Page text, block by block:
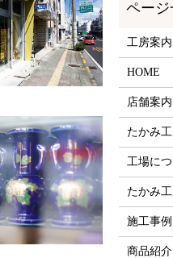
工房案内
HOME
店舗案内
たかみ
工場に
たかみ
施工事例
商品紹介